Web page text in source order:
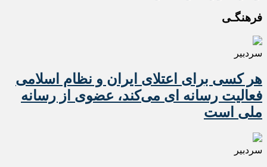
فرهنگـی
سردبیر
هر کسی برای اعتلای ایران و نظام اسلامی
فعالیت رسانه ای می‌کند، عضوی از رسانه
ملی است
سردبیر